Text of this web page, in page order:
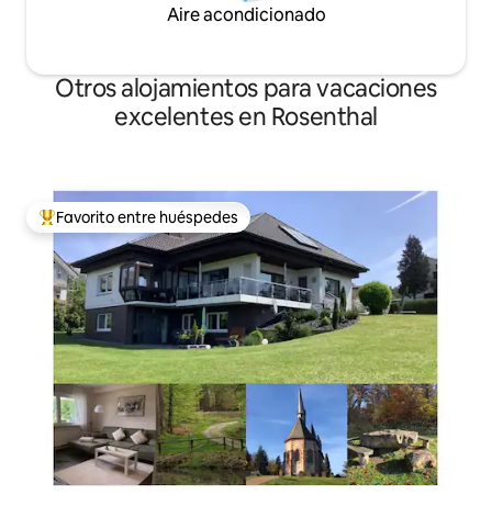
Aire acondicionado
Otros alojamientos para vacaciones
excelentes en Rosenthal
Favorito entre huéspedes preferido
Favorito entre huéspedes